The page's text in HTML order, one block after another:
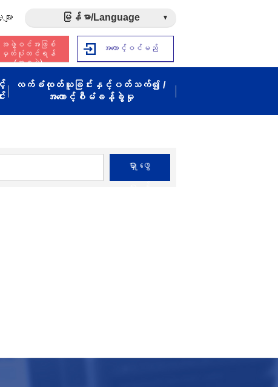
ား မြန်မာ/Language
အဖွဲ့ဝင်အဖြစ်
မှတ်ပုံတင်ရန်
(အခမဲ့)
အကောင့်ဝင်မည်
လက်ခံထုတ်ယူခြင်းနှင့်ပတ်သက်၍ /
အကောင့်စီမံခန့်ခွဲမှု
ရှာဖွေ